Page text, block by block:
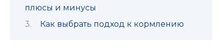
плюсы и минусы
Как выбрать подход к кормлению